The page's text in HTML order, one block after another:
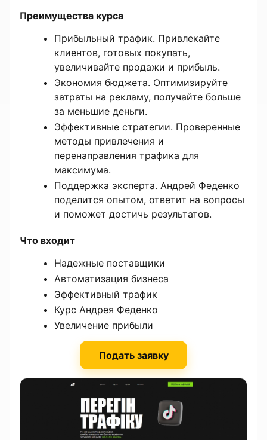
Преимущества курса
Прибыльный трафик. Привлекайте
клиентов, готовых покупать,
увеличивайте продажи и прибыль.
Экономия бюджета. Оптимизируйте
затраты на рекламу, получайте больше
за меньшие деньги.
Эффективные стратегии. Проверенные
методы привлечения и
перенаправления трафика для
максимума.
Поддержка эксперта. Андрей Феденко
поделится опытом, ответит на вопросы
и поможет достичь результатов.
Что входит
Надежные поставщики
Автоматизация бизнеса
Эффективный трафик
Курс Андрея Феденко
Увеличение прибыли
Подать заявку